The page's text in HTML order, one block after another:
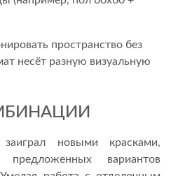
пространство без
несёт разную визуальную
новыми красками,
вариантов